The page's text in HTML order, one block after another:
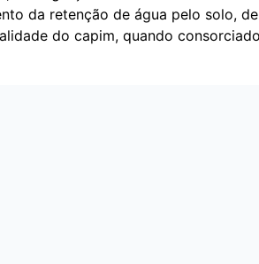
da retenção de água pelo solo,
do capim, quando